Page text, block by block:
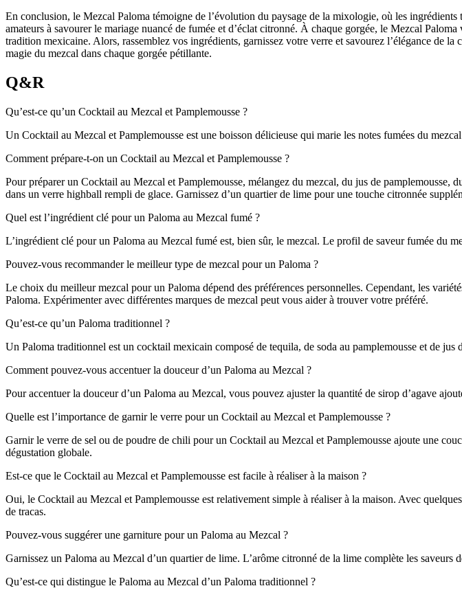
En conclusion, le Mezcal Paloma témoigne de l’évolution du paysage de la mixologie, où les
amateurs à savourer le mariage nuancé de fumée et d’éclat citronné. À chaque gorgée, le Mezcal
tradition mexicaine. Alors, rassemblez vos ingrédients, garnissez votre verre et savourez l’élégance de
magie du mezcal dans chaque gorgée pétillante.
Q&R
Qu’est-ce qu’un Cocktail au Mezcal et Pamplemousse ?
Un Cocktail au Mezcal et Pamplemousse est une boisson délicieuse qui marie les notes fumées du
Comment prépare-t-on un Cocktail au Mezcal et Pamplemousse ?
Pour préparer un Cocktail au Mezcal et Pamplemousse, mélangez du mezcal, du jus de pamplemousse,
dans un verre highball rempli de glace. Garnissez d’un quartier de lime pour une touche citronnée
Quel est l’ingrédient clé pour un Paloma au Mezcal fumé ?
L’ingrédient clé pour un Paloma au Mezcal fumé est, bien sûr, le mezcal. Le profil de saveur fumée du
Pouvez-vous recommander le meilleur type de mezcal pour un Paloma ?
Le choix du meilleur mezcal pour un Paloma dépend des préférences personnelles. Cependant, les
Paloma. Expérimenter avec différentes marques de mezcal peut vous aider à trouver votre préféré.
Qu’est-ce qu’un Paloma traditionnel ?
Un Paloma traditionnel est un cocktail mexicain composé de tequila, de soda au pamplemousse et de
Comment pouvez-vous accentuer la douceur d’un Paloma au Mezcal ?
Pour accentuer la douceur d’un Paloma au Mezcal, vous pouvez ajuster la quantité de sirop d’agave
Quelle est l’importance de garnir le verre pour un Cocktail au Mezcal et Pamplemousse ?
Garnir le verre de sel ou de poudre de chili pour un Cocktail au Mezcal et Pamplemousse ajoute une
dégustation globale.
Est-ce que le Cocktail au Mezcal et Pamplemousse est facile à réaliser à la maison ?
Oui, le Cocktail au Mezcal et Pamplemousse est relativement simple à réaliser à la maison. Avec
de tracas.
Pouvez-vous suggérer une garniture pour un Paloma au Mezcal ?
Garnissez un Paloma au Mezcal d’un quartier de lime. L’arôme citronné de la lime complète les
Qu’est-ce qui distingue le Paloma au Mezcal d’un Paloma traditionnel ?